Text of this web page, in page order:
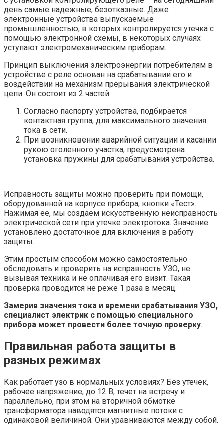
день самые надежные, безотказные. Даже
электронные устройства выпускаемые
промышленностью, в которых контролируется утечка с
помощью электронной схемы, в некоторых случаях
уступают электромеханическим приборам.
Принцип выключения электроэнергии потребителям в
устройстве с реле основан на срабатывании его и
воздействии на механизм прерывания электрической
цепи. Он состоит из 2 частей:
Согласно паспорту устройства, подбирается
контактная группа, для максимального значения
тока в сети.
При возникновении аварийной ситуации и касании
рукою оголенного участка, предусмотрена
установка пружины для срабатывания устройства.
Исправность защиты можно проверить при помощи,
оборудованной на корпусе прибора, кнопки «Тест».
Нажимая ее, мы создаем искусственную неисправность
электрической сети при утечке электротока. Значение
установлено достаточное для включения в работу
защиты.
Этим простым способом можно самостоятельно
обследовать и проверить на исправность УЗО, не
вызывая техника и не оплачивая его визит. Такая
проверка проводится не реже 1 раза в месяц.
Замерив значения тока и времени срабатывания УЗО,
специалист электрик с помощью специального
прибора может провести более точную проверку.
Правильная работа защиты в
разных режимах
Как работает узо в нормальных условиях? Без утечек,
рабочее напряжение, до 12 В, течет на встречу и
параллельно, при этом на вторичной обмотке
трансформатора наводятся магнитные потоки с
одинаковой величиной. Они уравниваются между собой.